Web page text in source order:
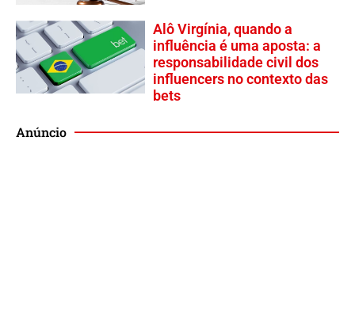
Alô Virgínia, quando a
influência é uma aposta: a
responsabilidade civil dos
influencers no contexto das
bets
Anúncio